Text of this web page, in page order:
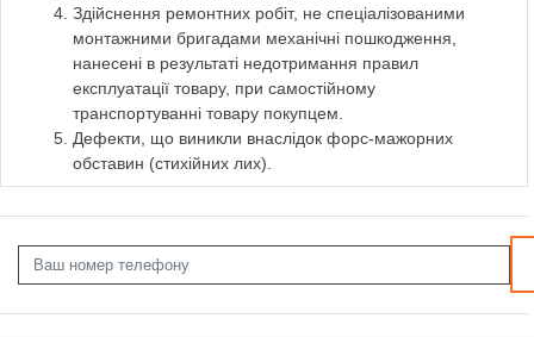
Здійснення ремонтних робіт, не спеціалізованими
монтажними бригадами механічні пошкодження,
нанесені в результаті недотримання правил
експлуатації товару, при самостійному
транспортуванні товару покупцем.
Дефекти, що виникли внаслідок форс-мажорних
обставин (стихійних лих).